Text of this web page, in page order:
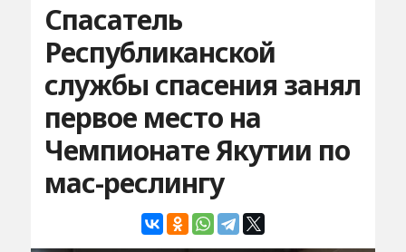
Спасатель
Республиканской
службы спасения занял
первое место на
Чемпионате Якутии по
мас-реслингу